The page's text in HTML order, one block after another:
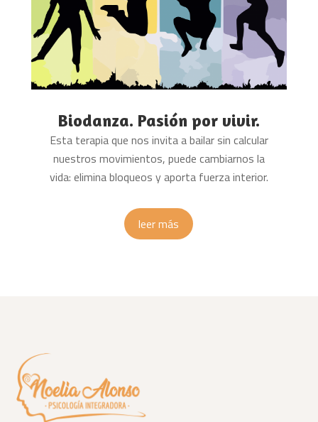
Biodanza. Pasión por vivir.
Esta terapia que nos invita a bailar sin calcular
nuestros movimientos, puede cambiarnos la
vida: elimina bloqueos y aporta fuerza interior.
leer más